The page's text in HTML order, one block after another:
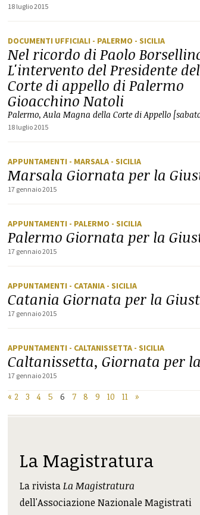
18 luglio 2015
DOCUMENTI UFFICIALI - PALERMO - SICILIA
Nel ricordo di Paolo
L'intervento del Presidente
Corte di appello di Palermo
Gioacchino Natoli
Palermo, Aula Magna della Corte di Appello
18 luglio 2015
APPUNTAMENTI - MARSALA - SICILIA
Marsala Giornata per la
17 gennaio 2015
APPUNTAMENTI - PALERMO - SICILIA
Palermo Giornata per la
17 gennaio 2015
APPUNTAMENTI - CATANIA - SICILIA
Catania Giornata per la
17 gennaio 2015
APPUNTAMENTI - CALTANISSETTA - SICILIA
Caltanissetta, Giornata per
17 gennaio 2015
« 2 3 4 5 6 7 8 9 10 11 »
La Magistratura
La rivistaLa Magistratura
dell'Associazione Nazionale Magistrati